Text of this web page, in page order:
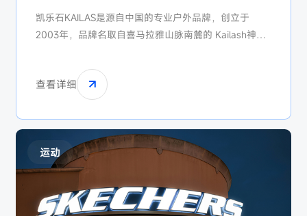
凯乐石KAILAS是源自中国的专业户外品牌，创立于
2003年，品牌名取自喜马拉雅山脉南麓的 Kailash神
亮点包括 “FUGA越野跑鞋” 和 “MONT硬壳冲锋衣”。凯
乐石赞助全球顶尖探险家，定位高端专业市场，是中国
户外品牌中首个入选 “全球装备大奖” 的品牌。
查看详细
运动